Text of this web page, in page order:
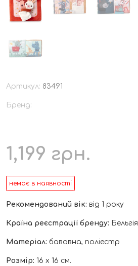
Артикул: 83491
Бренд:
1,199 грн.
немає в наявності
Рекомендований вік: від 1 року
Країна реєстрації бренду: Бельгія
Матеріал: бавовна, поліестр
Розмір: 16 х 16 см.